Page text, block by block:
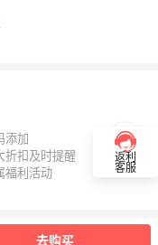
返利
客服
去购买